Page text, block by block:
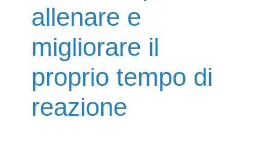
allenare e
migliorare il
proprio tempo di
reazione